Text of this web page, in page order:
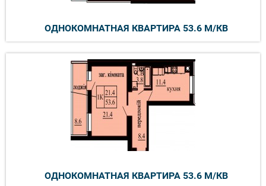
ОДНОКОМНАТНАЯ КВАРТИРА 53.6 М/КВ
ОДНОКОМНАТНАЯ КВАРТИРА 53.6 М/КВ